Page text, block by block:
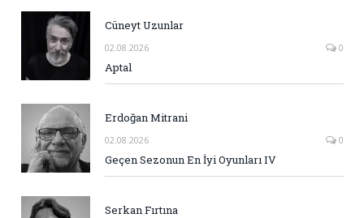
Cüneyt Uzunlar
02.08.2026 0
Aptal
Erdoğan Mitrani
02.08.2026 0
Geçen Sezonun En İyi Oyunları IV
Serkan Fırtına